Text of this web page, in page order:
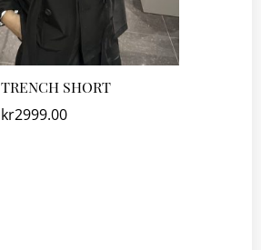
TRENCH SHORT
kr2999.00